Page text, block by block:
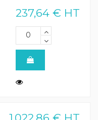
237,64 € HT